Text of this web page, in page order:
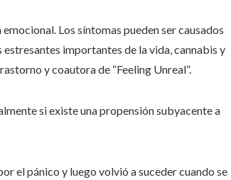
Los síntomas pueden ser causados
importantes de la vida, cannabis y
y coautora de “Feeling Unreal”.
si existe una propensión subyacente a
el pánico y luego volvió a suceder cuando se